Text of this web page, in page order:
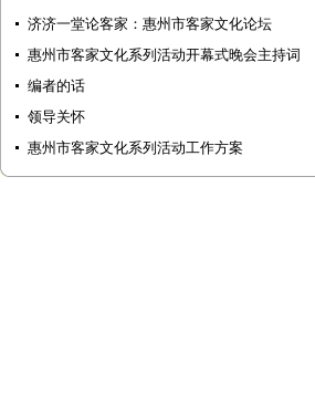
济济一堂论客家：惠州市客家文化论坛
惠州市客家文化系列活动开幕式晚会主持词
编者的话
领导关怀
惠州市客家文化系列活动工作方案